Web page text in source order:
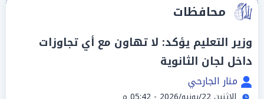
محافظات
وزير التعليم يؤكد: لا تهاون مع أي تجاوزات
داخل لجان الثانوية
منار الجارحي